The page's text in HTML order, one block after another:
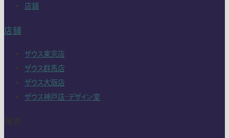
店舗
店舗
ザウス東京店
ザウス群馬店
ザウス大阪店
ザウス神戸店・デザイン室